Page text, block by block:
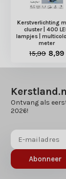
Kerstverlichting
cluster | 400
lampjes |
meter
15,99 8,99
Ontvang als
2026!
Abonneer